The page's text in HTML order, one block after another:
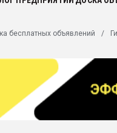
с.-в.
выходит на
довольна
рынке
бесплатных объявлений